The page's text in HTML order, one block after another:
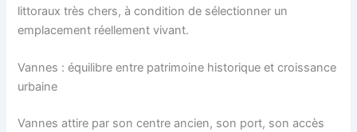
littoraux très chers, à condition de sélectionner un
emplacement réellement vivant.
Vannes : équilibre entre patrimoine historique et croissance
urbaine
Vannes attire par son centre ancien, son port, son accès